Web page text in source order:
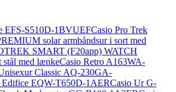
EFS-S510D-1BVUEFCasio Pro Trek
solar armbåndsur i sort med
SMART (F20app) WATCH
stål med lænkeCasio Retro A163WA-
Classic AQ-230GA-
Edifice EQW-T650D-1AERCasio Ur G-